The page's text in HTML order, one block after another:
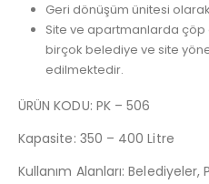
Geri dönüşüm ünitesi
Site ve apartmanlarda
birçok belediye ve site
edilmektedir.
ÜRÜN KODU: PK – 506
Kapasite: 350 – 400 Litre
Kullanım Alanları: